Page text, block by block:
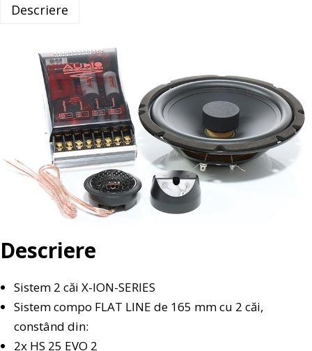
Descriere
Descriere
Sistem 2 căi X-ION-SERIES
Sistem compo FLAT LINE de 165 mm cu 2 căi,
constând din:
2x HS 25 EVO 2